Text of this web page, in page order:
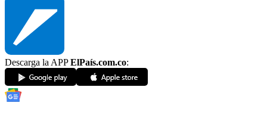
Descarga la APPElPaís.com.co: